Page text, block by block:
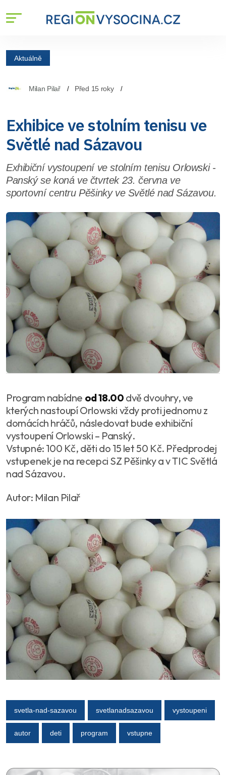
Aktuálně
Milan Pilař Před 15 roky
Exhibice ve stolním tenisu ve
Světlé nad Sázavou
Exhibiční vystoupení ve stolním tenisu Orlowski -
Panský se koná ve čtvrtek 23. června ve
sportovní centru Pěšinky ve Světlé nad Sázavou.
Program nabídne od 18.00 dvě dvouhry, ve
kterých nastoupí Orlowski vždy proti jednomu z
domácích hráčů, následovat bude exhibiční
vystoupení Orlowski – Panský.
Vstupné: 100 Kč, děti do 15 let 50 Kč. Předprodej
vstupenek je na recepci SZ Pěšinky a v TIC Světlá
nad Sázavou.
Autor: Milan Pilař
svetla-nad-sazavou svetlanadsazavou vystoupeni
autor deti program vstupne